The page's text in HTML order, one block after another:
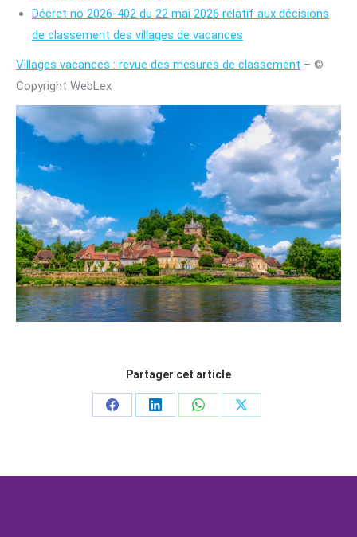
Décret no 2026-402 du 22 mai 2026 relatif aux décisions
de classement des villages de vacances
Villages vacances : revue des mesures de classement – ©
Copyright WebLex
Partager cet article